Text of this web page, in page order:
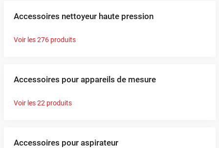
Accessoires nettoyeur haute pression
Voir les 276 produits
Accessoires pour appareils de mesure
Voir les 22 produits
Accessoires pour aspirateur